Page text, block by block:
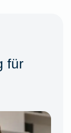
für